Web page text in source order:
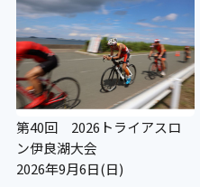
第40回 2026トライアスロ
ン伊良湖大会
2026年9月6日(日)